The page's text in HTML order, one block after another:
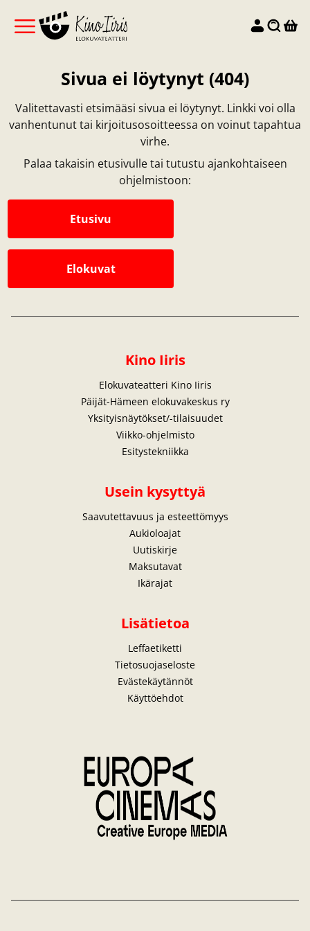
Sivua ei löytynyt (404)
Valitettavasti etsimääsi sivua ei löytynyt. Linkki voi olla
vanhentunut tai kirjoitusosoitteessa on voinut tapahtua
virhe.
Palaa takaisin etusivulle tai tutustu ajankohtaiseen
ohjelmistoon:
Etusivu
Elokuvat
Kino Iiris
Elokuvateatteri Kino Iiris
Päijät-Hämeen elokuvakeskus ry
Yksityisnäytökset/-tilaisuudet
Viikko-ohjelmisto
Esitystekniikka
Usein kysyttyä
Saavutettavuus ja esteettömyys
Aukioloajat
Uutiskirje
Maksutavat
Ikärajat
Lisätietoa
Leffaetiketti
Tietosuojaseloste
Evästekäytännöt
Käyttöehdot